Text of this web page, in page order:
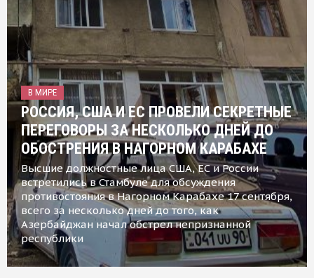
В МИРЕ
РОССИЯ, США И ЕС ПРОВЕЛИ СЕКРЕТНЫЕ
ПЕРЕГОВОРЫ ЗА НЕСКОЛЬКО ДНЕЙ ДО
ОБОСТРЕНИЯ В НАГОРНОМ КАРАБАХЕ
Высшие должностные лица США, ЕС и России
встретились в Стамбуле для обсуждения
противостояния в Нагорном Карабахе 17 сентября,
всего за несколько дней до того, как
Азербайджан начал обстрел непризнанной
республики